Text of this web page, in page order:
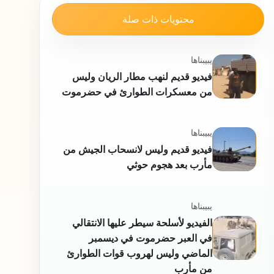
محتويات ذات صلة
يبيبناها
فيديو قديم لنهب مطار الريان وليس
من معسكرات الطوارئ في حضرموت
يبيبناها
فيديو قديم وليس لانسحاب الجيش من
مأرب بعد هجوم حوثي
يبيبناها
الفيديو لأسلحة سيطر عليها الانتقالي
في العبر حضرموت في ديسمبر
الماضي وليس لهروب قوات الطوارئ
من مأرب